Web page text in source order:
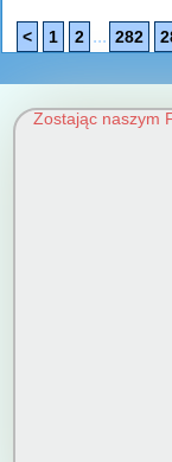
< 1 2 ... 282
Zostając naszym